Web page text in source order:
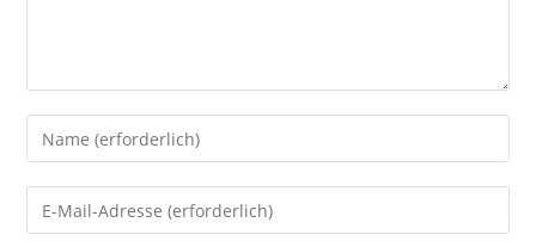
Gib
deinen
Namen
oder
Gib
deine